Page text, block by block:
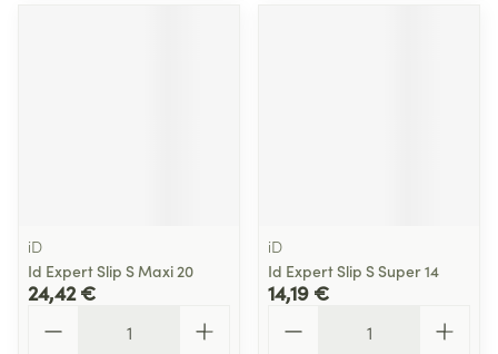
iD
Id Expert Slip S Maxi 20
24,42 €
iD
Id Expert Slip S Super 14
14,19 €